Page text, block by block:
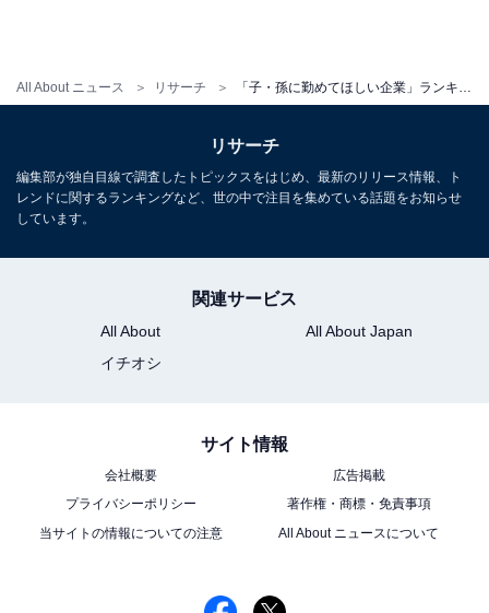
All About ニュース リサーチ 「子・孫に勤めてほしい企業」ランキング！ 3位「トヨタ自動車」、2位「地方公務員」、1位は？
リサーチ
編集部が独自目線で調査したトピックスをはじめ、最新のリリース情報、ト
レンドに関するランキングなど、世の中で注目を集めている話題をお知らせ
しています。
関連サービス
All About
All About Japan
イチオシ
サイト情報
会社概要
広告掲載
プライバシーポリシー
著作権・商標・免責事項
当サイトの情報についての注意
All About ニュースについて